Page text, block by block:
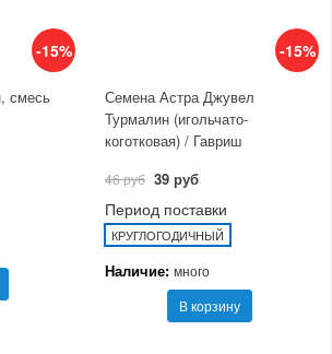
-15%
смесь
-15%
Семена Астра Джувел
Турмалин (игольчато-
коготковая) / Гавриш
46 руб 39 руб
Период поставки
КРУГЛОГОДИЧНЫЙ
Наличие: много
В корзину